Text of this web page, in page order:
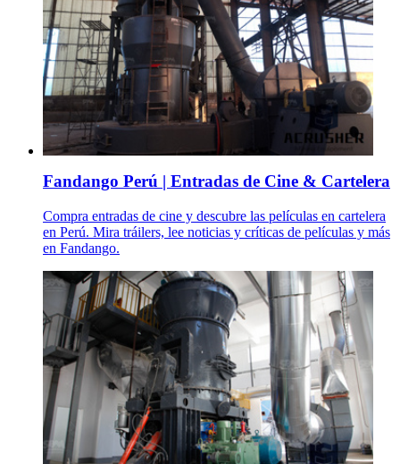
Fandango Perú | Entradas de Cine & Cartelera
Compra entradas de cine y descubre las películas en cartelera
en Perú. Mira tráilers, lee noticias y críticas de películas y más
en Fandango.